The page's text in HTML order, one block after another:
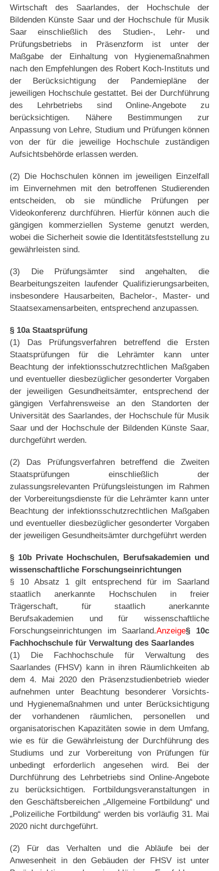
Wirtschaft des Saarlandes, der Hochschule der
Bildenden Künste Saar und der Hochschule für Musik
Saar einschließlich des Studien-, Lehr- und
Prüfungsbetriebs in Präsenzform ist unter der
Maßgabe der Einhaltung von Hygienemaßnahmen
nach den Empfehlungen des Robert Koch-Instituts und
der Berücksichtigung der Pandemiepläne der
jeweiligen Hochschule gestattet. Bei der Durchführung
des Lehrbetriebs sind Online-Angebote zu
berücksichtigen. Nähere Bestimmungen zur
Anpassung von Lehre, Studium und Prüfungen können
von der für die jeweilige Hochschule zuständigen
Aufsichtsbehörde erlassen werden.
(2) Die Hochschulen können im jeweiligen Einzelfall
im Einvernehmen mit den betroffenen Studierenden
entscheiden, ob sie mündliche Prüfungen per
Videokonferenz durchführen. Hierfür können auch die
gängigen kommerziellen Systeme genutzt werden,
wobei die Sicherheit sowie die Identitätsfeststellung zu
gewährleisten sind.
(3) Die Prüfungsämter sind angehalten, die
Bearbeitungszeiten laufender Qualifizierungsarbeiten,
insbesondere Hausarbeiten, Bachelor-, Master- und
Staatsexamensarbeiten, entsprechend anzupassen.
§ 10a Staatsprüfung
(1) Das Prüfungsverfahren betreffend die Ersten
Staatsprüfungen für die Lehrämter kann unter
Beachtung der infektionsschutzrechtlichen Maßgaben
und eventueller diesbezüglicher gesonderter Vorgaben
der jeweiligen Gesundheitsämter, entsprechend der
gängigen Verfahrensweise an den Standorten der
Universität des Saarlandes, der Hochschule für Musik
Saar und der Hochschule der Bildenden Künste Saar,
durchgeführt werden.
(2) Das Prüfungsverfahren betreffend die Zweiten
Staatsprüfungen einschließlich der
zulassungsrelevanten Prüfungsleistungen im Rahmen
der Vorbereitungsdienste für die Lehrämter kann unter
Beachtung der infektionsschutzrechtlichen Maßgaben
und eventueller diesbezüglicher gesonderter Vorgaben
der jeweiligen Gesundheitsämter durchgeführt werden
§ 10b Private Hochschulen, Berufsakademien und
wissenschaftliche Forschungseinrichtungen
§ 10 Absatz 1 gilt entsprechend für im Saarland
staatlich anerkannte Hochschulen in freier
Trägerschaft, für staatlich anerkannte
Berufsakademien und für wissenschaftliche
Forschungseinrichtungen im Saarland.Anzeige§ 10c
Fachhochschule für Verwaltung des Saarlandes
(1) Die Fachhochschule für Verwaltung des
Saarlandes (FHSV) kann in ihren Räumlichkeiten ab
dem 4. Mai 2020 den Präsenzstudienbetrieb wieder
aufnehmen unter Beachtung besonderer Vorsichts-
und Hygienemaßnahmen und unter Berücksichtigung
der vorhandenen räumlichen, personellen und
organisatorischen Kapazitäten sowie in dem Umfang,
wie es für die Gewährleistung der Durchführung des
Studiums und zur Vorbereitung von Prüfungen für
unbedingt erforderlich angesehen wird. Bei der
Durchführung des Lehrbetriebs sind Online-Angebote
zu berücksichtigen. Fortbildungsveranstaltungen in
den Geschäftsbereichen „Allgemeine Fortbildung“ und
„Polizeiliche Fortbildung“ werden bis vorläufig 31. Mai
2020 nicht durchgeführt.
(2) Für das Verhalten und die Abläufe bei der
Anwesenheit in den Gebäuden der FHSV ist unter